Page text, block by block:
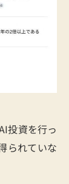
投資を行っ
られていな